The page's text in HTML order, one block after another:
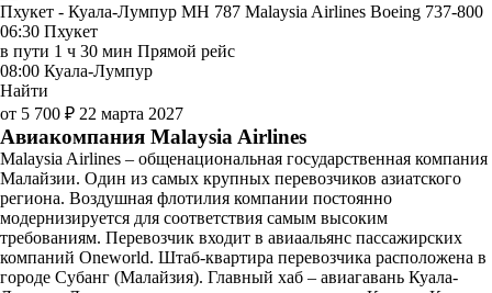
Пхукет - Куала-Лумпур MH 787 Malaysia Airlines Boeing 737-800
06:30 Пхукет
в пути 1 ч 30 мин Прямой рейс
08:00 Куала-Лумпур
Найти
от 5 700 ₽ 22 марта 2027
Авиакомпания Malaysia Airlines
Malaysia Airlines – общенациональная государственная компания
Малайзии. Один из самых крупных перевозчиков азиатского
региона. Воздушная флотилия компании постоянно
модернизируется для соответствия самым высоким
требованиям. Перевозчик входит в авиаальянс пассажирских
компаний Oneworld. Штаб-квартира перевозчика расположена в
городе Субанг (Малайзия). Главный хаб – авиагавань Куала-